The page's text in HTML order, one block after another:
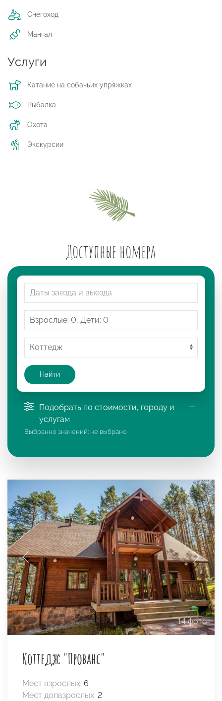
Снегоход
Мангал
Услуги
Катание на собачьих упряжках
Рыбалка
Охота
Экскурсии
Доступные номера
Найти
Подобрать по стоимости, городу и
услугам
Выбранно значений: не выбрано
14 фото
Коттедж "Прованс"
Мест взрослых: 6
Мест допвзрослых: 2